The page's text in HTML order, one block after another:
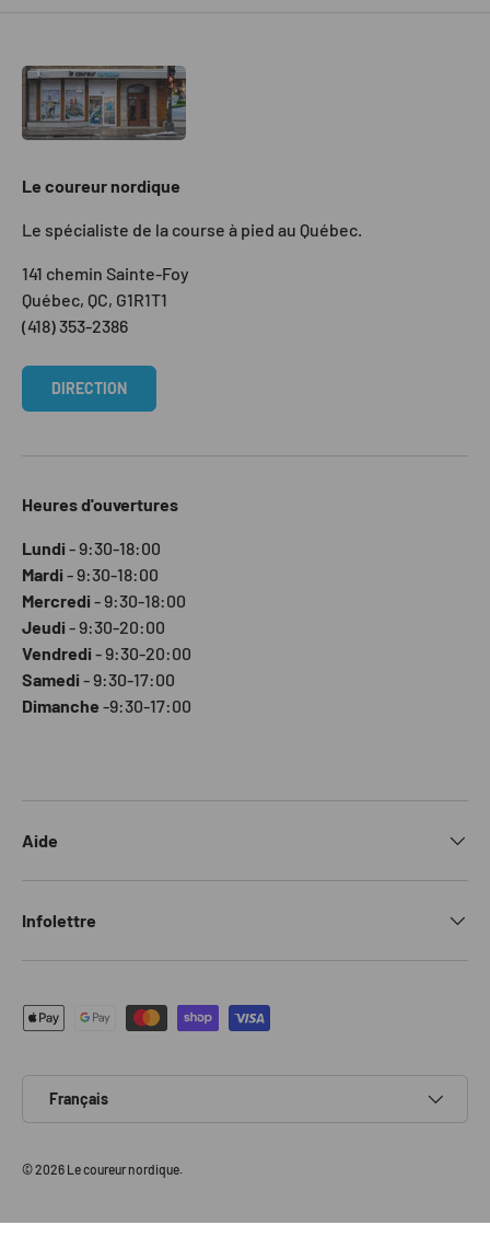
Le coureur nordique
Le spécialiste de la course à pied au Québec.
141 chemin Sainte-Foy
Québec, QC, G1R1T1
(418) 353-2386
DIRECTION
Heures d'ouvertures
Lundi - 9:30-18:00
Mardi - 9:30-18:00
Mercredi - 9:30-18:00
Jeudi - 9:30-20:00
Vendredi - 9:30-20:00
Samedi - 9:30-17:00
Dimanche -9:30-17:00
Aide
Infolettre
Moyens de paiement acceptés
Français
© 2026 Le coureur nordique.